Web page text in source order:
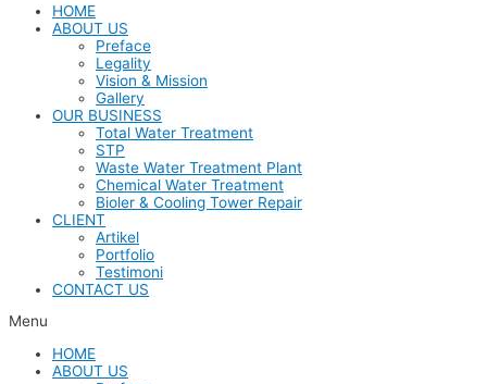
HOME
ABOUT US
Preface
Legality
Vision & Mission
Gallery
OUR BUSINESS
Total Water Treatment
STP
Waste Water Treatment Plant
Chemical Water Treatment
Bioler & Cooling Tower Repair
CLIENT
Artikel
Portfolio
Testimoni
CONTACT US
Menu
HOME
ABOUT US